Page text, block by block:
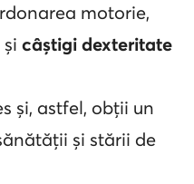
motorie,
câștigi dexteritate
și, astfel, obții un
și stării de